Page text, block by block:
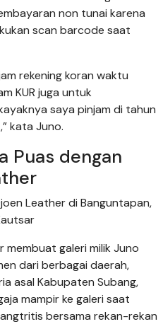
non tunai karena
scan barcode saat
rekening koran waktu
KUR juga untuk
saya pinjam di tahun
kata Juno.
Puas dengan
Leather di Banguntapan,
membuat galeri milik Juno
dari berbagai daerah,
asal Kabupaten Subang,
mampir ke galeri saat
bersama rekan-rekan